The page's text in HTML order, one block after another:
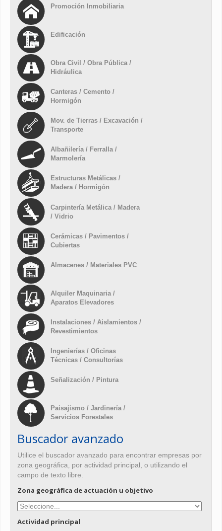
Promoción Inmobiliaria
Edificación
Obra Civil / Obra Pública /
Hidráulica
Canteras / Cemento /
Hormigón
Mov. de Tierras / Excavación /
Transporte
Albañilería / Ferralla /
Marmolería
Estructuras Metálicas /
Madera / Hormigón
Carpintería Metálica / Madera
/ Vidrio
Cerámicas / Pavimentos /
Cubiertas
Almacenes / Materiales PVC
Alquiler Maquinaria /
Aparatos Elevadores
Instalaciones / Aislamientos /
Revestimientos
Ingenierías / Oficinas
Técnicas / Consultorías
Señalización / Pintura
Paisajismo / Jardinería /
Servicios Forestales
Buscador avanzado
Utilice el buscador avanzado para encontrar empresas por
zona geográfica, por actividad principal, o utilizando el
campo de texto libre.
Zona geográfica de actuación u objetivo
Actividad principal